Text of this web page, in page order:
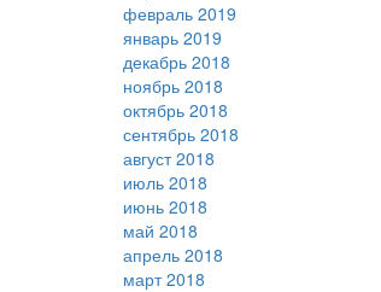
февраль 2019
январь 2019
декабрь 2018
ноябрь 2018
октябрь 2018
сентябрь 2018
август 2018
июль 2018
июнь 2018
май 2018
апрель 2018
март 2018